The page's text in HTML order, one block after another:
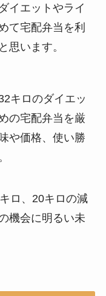
イエットやライ
て宅配弁当を利
思います。
キロのダイエッ
の宅配弁当を厳
や価格、使い勝
ロ、20キロの減
機会に明るい未